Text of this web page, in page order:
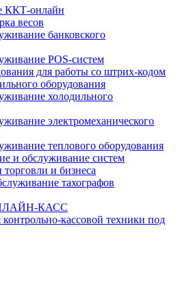
ККТ-онлайн
весов
банковского
POS-систем
для работы со штрих-кодом
оборудования
холодильного
электромеханического
теплового оборудования
и обслуживание систем
торговли и бизнеса
тахографов
КАСС
кассовой техники под